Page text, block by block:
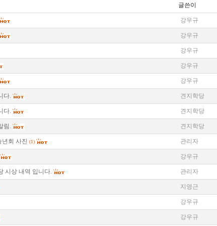
글쓴이
강우규
강우규
강우규
강우규
강우규
다. 견지학당
다. 견지학당
림. 견지학당
년회 사진 (1) 관리자
강우규
시상 내역 입니다. 관리자
지영근
강우규
강우규